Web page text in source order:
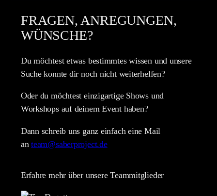
FRAGEN, ANREGUNGEN,
WÜNSCHE?
Du möchtest etwas bestimmtes wissen und unsere
Suche konnte dir noch nicht weiterhelfen?
Oder du möchtest einzigartige Shows und
Workshops auf deinem Event haben?
Dann schreib uns ganz einfach eine Mail
anteam@saberproject.de
Erfahre mehr über unsere Teammitglieder